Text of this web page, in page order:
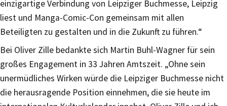
einzigartige Verbindung von Leipziger Buchmesse, Leipzig
liest und Manga-Comic-Con gemeinsam mit allen
Beteiligten zu gestalten und in die Zukunft zu führen.“
Bei Oliver Zille bedankte sich Martin Buhl-Wagner für sein
großes Engagement in 33 Jahren Amtszeit. „Ohne sein
unermüdliches Wirken würde die Leipziger Buchmesse nicht
die herausragende Position einnehmen, die sie heute im